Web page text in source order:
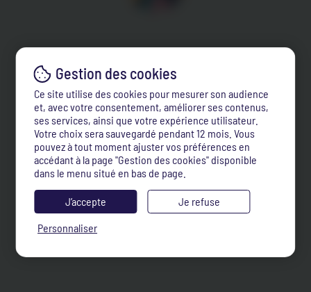
Ce site utilise des cookies pour mesurer son audience
et, avec votre consentement, améliorer ses contenus,
ses services, ainsi que votre expérience utilisateur.
Votre choix sera sauvegardé pendant 12 mois. Vous
pouvez à tout moment ajuster vos préférences en
accédant à la page "Gestion des cookies" disponible
dans le menu situé en bas de page.
J’accepte
Je refuse
Personnaliser